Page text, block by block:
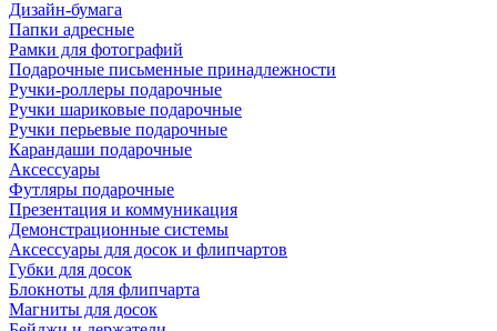
Дизайн-бумага
Папки адресные
Рамки для фотографий
Подарочные письменные принадлежности
Ручки-роллеры подарочные
Ручки шариковые подарочные
Ручки перьевые подарочные
Карандаши подарочные
Аксессуары
Футляры подарочные
Презентация и коммуникация
Демонстрационные системы
Аксессуары для досок и флипчартов
Губки для досок
Блокноты для флипчарта
Магниты для досок